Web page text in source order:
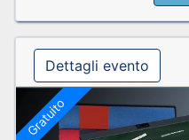
Dettagli evento
Gratuito